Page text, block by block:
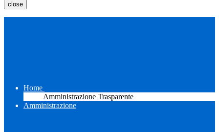
close
Home
Amministrazione Trasparente
Amministrazione